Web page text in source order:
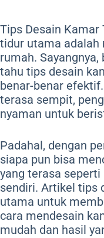
Tips Desain
tidur utama adalah
rumah.
tahu tips desain
benar-benar
terasa sempit,
nyaman untuk
Padahal, dengan
siapa pun bisa
yang terasa
sendiri. Artikel tips
utama untuk
cara mendesain
mudah dan hasil